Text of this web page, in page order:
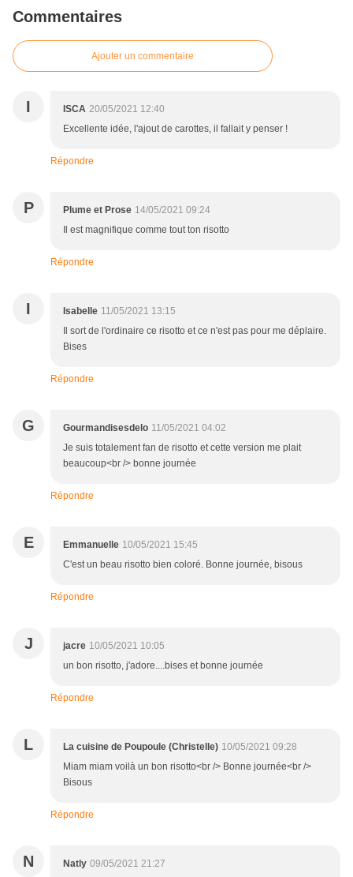
Commentaires
Ajouter un commentaire
I ISCA 20/05/2021 12:40
Excellente idée, l'ajout de carottes, il fallait y penser !
Répondre
P Plume et Prose 14/05/2021 09:24
Il est magnifique comme tout ton risotto
Répondre
I Isabelle 11/05/2021 13:15
Il sort de l'ordinaire ce risotto et ce n'est pas pour me déplaire.
Bises
Répondre
G Gourmandisesdelo 11/05/2021 04:02
Je suis totalement fan de risotto et cette version me plait
beaucoup<br /> bonne journée
Répondre
E Emmanuelle 10/05/2021 15:45
C'est un beau risotto bien coloré. Bonne journée, bisous
Répondre
J jacre 10/05/2021 10:05
un bon risotto, j'adore....bises et bonne journée
Répondre
L La cuisine de Poupoule (Christelle) 10/05/2021 09:28
Miam miam voilà un bon risotto<br /> Bonne journée<br />
Bisous
Répondre
N Natly 09/05/2021 21:27